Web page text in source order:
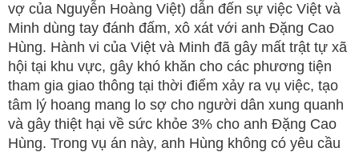
vợ của Nguyễn Hoàng Việt) dẫn đến sự việc Việt và
Minh dùng tay đánh đấm, xô xát với anh Đặng Cao
Hùng. Hành vi của Việt và Minh đã gây mất trật tự xã
hội tại khu vực, gây khó khăn cho các phương tiện
tham gia giao thông tại thời điểm xảy ra vụ việc, tạo
tâm lý hoang mang lo sợ cho người dân xung quanh
và gây thiệt hại về sức khỏe 3% cho anh Đặng Cao
Hùng. Trong vụ án này, anh Hùng không có yêu cầu